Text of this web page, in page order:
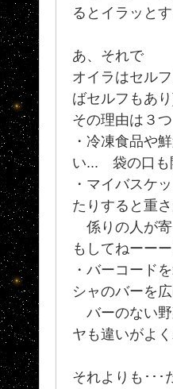
るとイラッと
あ、それで
オイラはセル
ばセルフもあ
その理由は３つ
・冷凍食品や
い... 袋の口も
・マイバスケ
たりすると重
係りの人が
もしてねーーー
・バーコード
シャのバーを
バーのない野
ヤも違いがよ
それよりも･･･